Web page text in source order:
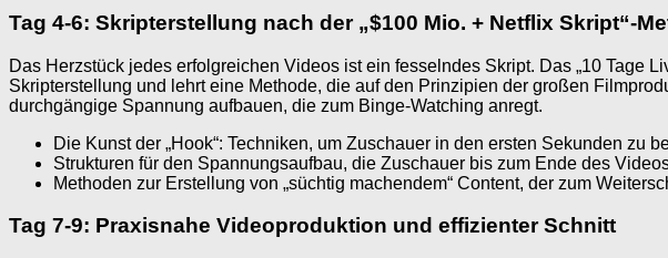
Tag 4-6: Skripterstellung nach der „$100 Mio. + Netflix Skript“-
Das Herzstück jedes erfolgreichen Videos ist ein fesselndes Skript. Das „10 Tage
Skripterstellung und lehrt eine Methode, die auf den Prinzipien der großen
durchgängige Spannung aufbauen, die zum Binge-Watching anregt.
Die Kunst der „Hook“: Techniken, um Zuschauer in den ersten Sekunden zu
Strukturen für den Spannungsaufbau, die Zuschauer bis zum Ende des
Methoden zur Erstellung von „süchtig machendem“ Content, der zum
Tag 7-9: Praxisnahe Videoproduktion und effizienter Schnitt